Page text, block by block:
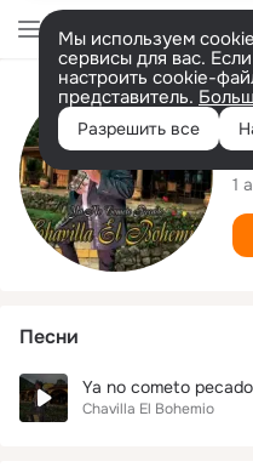
Мы используем
сервисы для вас.
настроить cookie-
представитель.
Разрешить все
1
Песни
Ya no cometo pecado
Chavilla El Bohemio